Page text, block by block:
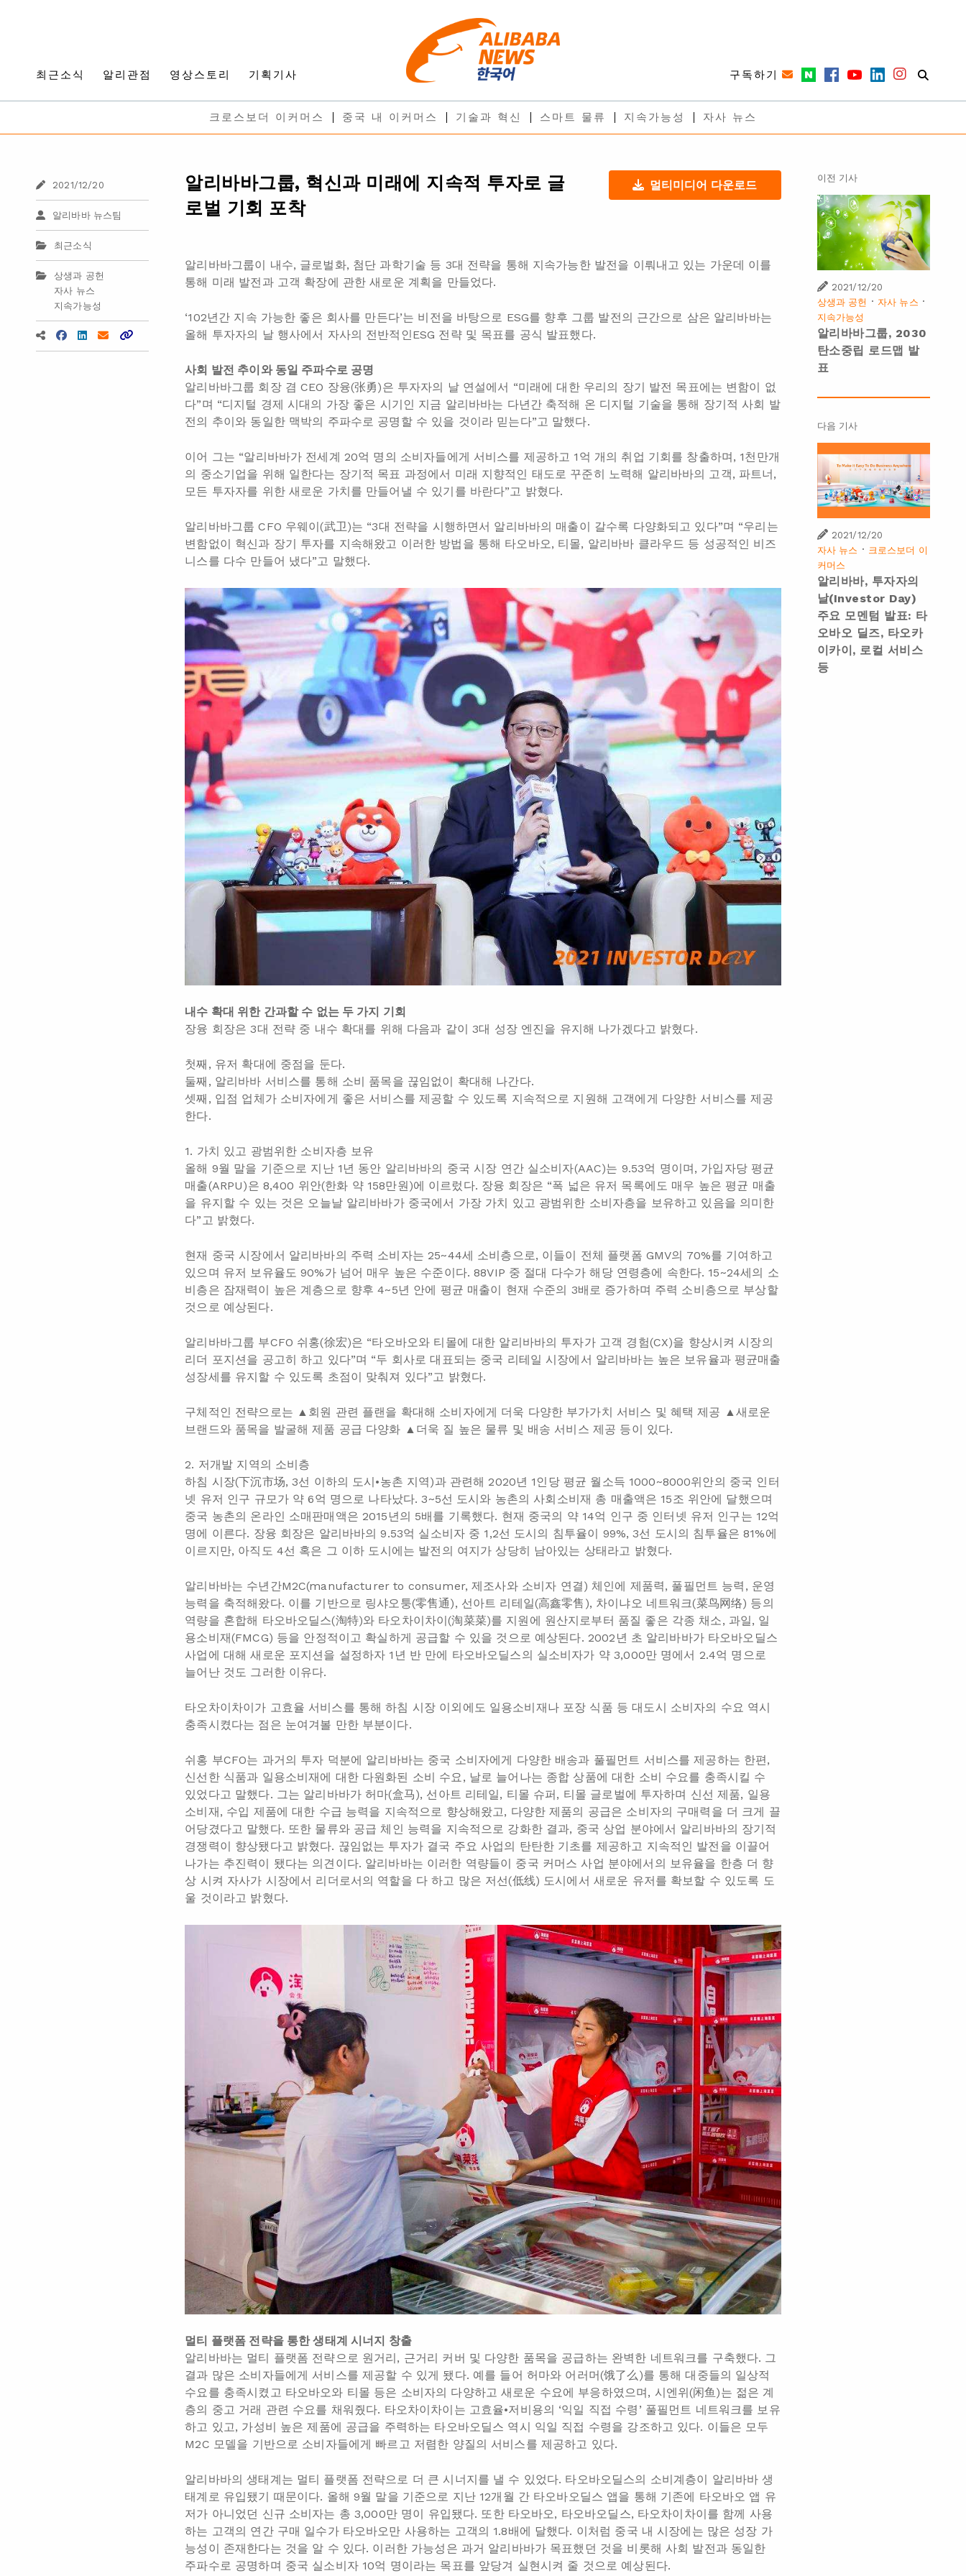
최근소식 알리관점 영상스토리 기획기사 구독하기
크로스보더 이커머스 중국 내 이커머스 기술과 혁신 스마트 물류 지속가능성 자사 뉴스
2021/12/20
알리바바 뉴스팀
최근소식
상생과 공헌
자사 뉴스
지속가능성
알리바바그룹, 혁신과 미래에 지속적 투자로 글
로벌 기회 포착
멀티미디어 다운로드
알리바바그룹이 내수, 글로벌화, 첨단 과학기술 등 3대 전략을 통해 지속가능한 발전을 이뤄내고 있는 가운데 이를
통해 미래 발전과 고객 확장에 관한 새로운 계획을 만들었다.
‘102년간 지속 가능한 좋은 회사를 만든다’는 비전을 바탕으로 ESG를 향후 그룹 발전의 근간으로 삼은 알리바바는
올해 투자자의 날 행사에서 자사의 전반적인ESG 전략 및 목표를 공식 발표했다.
사회 발전 추이와 동일 주파수로 공명
알리바바그룹 회장 겸 CEO 장융(张勇)은 투자자의 날 연설에서 “미래에 대한 우리의 장기 발전 목표에는 변함이 없
다”며 “디지털 경제 시대의 가장 좋은 시기인 지금 알리바바는 다년간 축적해 온 디지털 기술을 통해 장기적 사회 발
전의 추이와 동일한 맥박의 주파수로 공명할 수 있을 것이라 믿는다”고 말했다.
이어 그는 “알리바바가 전세계 20억 명의 소비자들에게 서비스를 제공하고 1억 개의 취업 기회를 창출하며, 1천만개
의 중소기업을 위해 일한다는 장기적 목표 과정에서 미래 지향적인 태도로 꾸준히 노력해 알리바바의 고객, 파트너,
모든 투자자를 위한 새로운 가치를 만들어낼 수 있기를 바란다”고 밝혔다.
알리바바그룹 CFO 우웨이(武卫)는 “3대 전략을 시행하면서 알리바바의 매출이 갈수록 다양화되고 있다”며 “우리는
변함없이 혁신과 장기 투자를 지속해왔고 이러한 방법을 통해 타오바오, 티몰, 알리바바 클라우드 등 성공적인 비즈
니스를 다수 만들어 냈다”고 말했다.
내수 확대 위한 간과할 수 없는 두 가지 기회
장융 회장은 3대 전략 중 내수 확대를 위해 다음과 같이 3대 성장 엔진을 유지해 나가겠다고 밝혔다.
첫째, 유저 확대에 중점을 둔다.
둘째, 알리바바 서비스를 통해 소비 품목을 끊임없이 확대해 나간다.
셋째, 입점 업체가 소비자에게 좋은 서비스를 제공할 수 있도록 지속적으로 지원해 고객에게 다양한 서비스를 제공
한다.
1. 가치 있고 광범위한 소비자층 보유
올해 9월 말을 기준으로 지난 1년 동안 알리바바의 중국 시장 연간 실소비자(AAC)는 9.53억 명이며, 가입자당 평균
매출(ARPU)은 8,400 위안(한화 약 158만원)에 이르렀다. 장융 회장은 “폭 넓은 유저 목록에도 매우 높은 평균 매출
을 유지할 수 있는 것은 오늘날 알리바바가 중국에서 가장 가치 있고 광범위한 소비자층을 보유하고 있음을 의미한
다”고 밝혔다.
현재 중국 시장에서 알리바바의 주력 소비자는 25~44세 소비층으로, 이들이 전체 플랫폼 GMV의 70%를 기여하고
있으며 유저 보유율도 90%가 넘어 매우 높은 수준이다. 88VIP 중 절대 다수가 해당 연령층에 속한다. 15~24세의 소
비층은 잠재력이 높은 계층으로 향후 4~5년 안에 평균 매출이 현재 수준의 3배로 증가하며 주력 소비층으로 부상할
것으로 예상된다.
알리바바그룹 부CFO 쉬홍(徐宏)은 “타오바오와 티몰에 대한 알리바바의 투자가 고객 경험(CX)을 향상시켜 시장의
리더 포지션을 공고히 하고 있다”며 “두 회사로 대표되는 중국 리테일 시장에서 알리바바는 높은 보유율과 평균매출
성장세를 유지할 수 있도록 초점이 맞춰져 있다”고 밝혔다.
구체적인 전략으로는 ▲회원 관련 플랜을 확대해 소비자에게 더욱 다양한 부가가치 서비스 및 혜택 제공 ▲새로운
브랜드와 품목을 발굴해 제품 공급 다양화 ▲더욱 질 높은 물류 및 배송 서비스 제공 등이 있다.
2. 저개발 지역의 소비층
하침 시장(下沉市场, 3선 이하의 도시•농촌 지역)과 관련해 2020년 1인당 평균 월소득 1000~8000위안의 중국 인터
넷 유저 인구 규모가 약 6억 명으로 나타났다. 3~5선 도시와 농촌의 사회소비재 총 매출액은 15조 위안에 달했으며
중국 농촌의 온라인 소매판매액은 2015년의 5배를 기록했다. 현재 중국의 약 14억 인구 중 인터넷 유저 인구는 12억
명에 이른다. 장융 회장은 알리바바의 9.53억 실소비자 중 1,2선 도시의 침투율이 99%, 3선 도시의 침투율은 81%에
이르지만, 아직도 4선 혹은 그 이하 도시에는 발전의 여지가 상당히 남아있는 상태라고 밝혔다.
알리바바는 수년간M2C(manufacturer to consumer, 제조사와 소비자 연결) 체인에 제품력, 풀필먼트 능력, 운영
능력을 축적해왔다. 이를 기반으로 링샤오퉁(零售通), 선아트 리테일(高鑫零售), 차이냐오 네트워크(菜鸟网络) 등의
역량을 혼합해 타오바오딜스(淘特)와 타오차이차이(淘菜菜)를 지원에 원산지로부터 품질 좋은 각종 채소, 과일, 일
용소비재(FMCG) 등을 안정적이고 확실하게 공급할 수 있을 것으로 예상된다. 2002년 초 알리바바가 타오바오딜스
사업에 대해 새로운 포지션을 설정하자 1년 반 만에 타오바오딜스의 실소비자가 약 3,000만 명에서 2.4억 명으로
늘어난 것도 그러한 이유다.
타오차이차이가 고효율 서비스를 통해 하침 시장 이외에도 일용소비재나 포장 식품 등 대도시 소비자의 수요 역시
충족시켰다는 점은 눈여겨볼 만한 부분이다.
쉬홍 부CFO는 과거의 투자 덕분에 알리바바는 중국 소비자에게 다양한 배송과 풀필먼트 서비스를 제공하는 한편,
신선한 식품과 일용소비재에 대한 다원화된 소비 수요, 날로 늘어나는 종합 상품에 대한 소비 수요를 충족시킬 수
있었다고 말했다. 그는 알리바바가 허마(盒马), 선아트 리테일, 티몰 슈퍼, 티몰 글로벌에 투자하며 신선 제품, 일용
소비재, 수입 제품에 대한 수급 능력을 지속적으로 향상해왔고, 다양한 제품의 공급은 소비자의 구매력을 더 크게 끌
어당겼다고 말했다. 또한 물류와 공급 체인 능력을 지속적으로 강화한 결과, 중국 상업 분야에서 알리바바의 장기적
경쟁력이 향상됐다고 밝혔다. 끊임없는 투자가 결국 주요 사업의 탄탄한 기초를 제공하고 지속적인 발전을 이끌어
나가는 추진력이 됐다는 의견이다. 알리바바는 이러한 역량들이 중국 커머스 사업 분야에서의 보유율을 한층 더 향
상 시켜 자사가 시장에서 리더로서의 역할을 다 하고 많은 저선(低线) 도시에서 새로운 유저를 확보할 수 있도록 도
울 것이라고 밝혔다.
멀티 플랫폼 전략을 통한 생태계 시너지 창출
알리바바는 멀티 플랫폼 전략으로 원거리, 근거리 커버 및 다양한 품목을 공급하는 완벽한 네트워크를 구축했다. 그
결과 많은 소비자들에게 서비스를 제공할 수 있게 됐다. 예를 들어 허마와 어러머(饿了么)를 통해 대중들의 일상적
수요를 충족시켰고 타오바오와 티몰 등은 소비자의 다양하고 새로운 수요에 부응하였으며, 시엔위(闲鱼)는 젊은 계
층의 중고 거래 관련 수요를 채워줬다. 타오차이차이는 고효율•저비용의 ‘익일 직접 수령’ 풀필먼트 네트워크를 보유
하고 있고, 가성비 높은 제품에 공급을 주력하는 타오바오딜스 역시 익일 직접 수령을 강조하고 있다. 이들은 모두
M2C 모델을 기반으로 소비자들에게 빠르고 저렴한 양질의 서비스를 제공하고 있다.
알리바바의 생태계는 멀티 플랫폼 전략으로 더 큰 시너지를 낼 수 있었다. 타오바오딜스의 소비계층이 알리바바 생
태계로 유입됐기 때문이다. 올해 9월 말을 기준으로 지난 12개월 간 타오바오딜스 앱을 통해 기존에 타오바오 앱 유
저가 아니었던 신규 소비자는 총 3,000만 명이 유입됐다. 또한 타오바오, 타오바오딜스, 타오차이차이를 함께 사용
하는 고객의 연간 구매 일수가 타오바오만 사용하는 고객의 1.8배에 달했다. 이처럼 중국 내 시장에는 많은 성장 가
능성이 존재한다는 것을 알 수 있다. 이러한 가능성은 과거 알리바바가 목표했던 것을 비롯해 사회 발전과 동일한
주파수로 공명하며 중국 실소비자 10억 명이라는 목표를 앞당겨 실현시켜 줄 것으로 예상된다.
이전 기사
2021/12/20
상생과 공헌 ·자사 뉴스 ·
지속가능성
알리바바그룹, 2030
탄소중립 로드맵 발
표
다음 기사
2021/12/20
자사 뉴스 · 크로스보더 이
커머스
알리바바, 투자자의
날(Investor Day)
주요 모멘텀 발표: 타
오바오 딜즈, 타오카
이카이, 로컬 서비스
등